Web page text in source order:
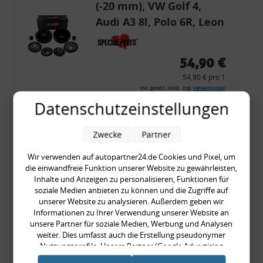
(-20 mm), VW Golf 4,
Audi A3 8l, Polo 6R, Leon
54,90 €
54,90 € pro 1
inkl. gesetzl. MwSt., zzgl. Versandkosten
Merkzettel
Zum Artikel
Rückleuchtenband mit
Blinker, rot, US-Ecken,
Audi 80 Cabrio, Typ 89,
OE-Nr.: 8G0945225 +
8G0945225C
999,99 €
Datenschutzeinstellungen
Wir verwenden auf autopartner24.de Cookies und Pixel, um
die einwandfreie Funktion unserer Website zu gewährleisten,
Inhalte und Anzeigen zu personalisieren, Funktionen für
soziale Medien anbieten zu können und die Zugriffe auf
unserer Website zu analysieren. Außerdem geben wir
Informationen zu Ihrer Verwendung unserer Website an
unsere Partner für soziale Medien, Werbung und Analysen
weiter. Dies umfasst auch die Erstellung pseudonymer
Nutzungsprofile. Unsere Partner (Google Advertising
Products) führen diese Informationen möglicherweise mit
Zwecke Partner